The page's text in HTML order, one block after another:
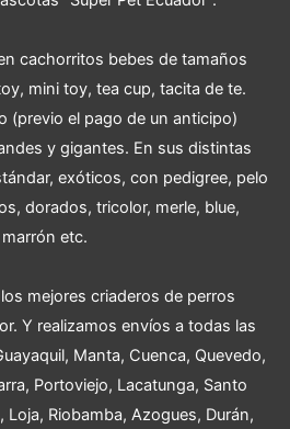
cachorritos bebes de tamaños
mini toy, tea cup, tacita de te.
(previo el pago de un anticipo)
y gigantes. En sus distintas
exóticos, con pedigree, pelo
dorados, tricolor, merle, blue,
marrón etc.
mejores criaderos de perros
Y realizamos envíos a todas las
Manta, Cuenca, Quevedo,
Portoviejo, Lacatunga, Santo
Loja, Riobamba, Azogues, Durán,